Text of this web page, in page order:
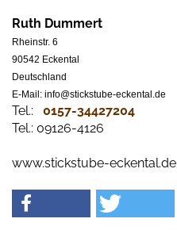
Ruth Dummert
Rheinstr. 6
90542 Eckental
Deutschland
E-Mail: info@stickstube-eckental.de
Tel.: 0157-34427204​
Tel.: 09126-4126
www.stickstube-eckental.de